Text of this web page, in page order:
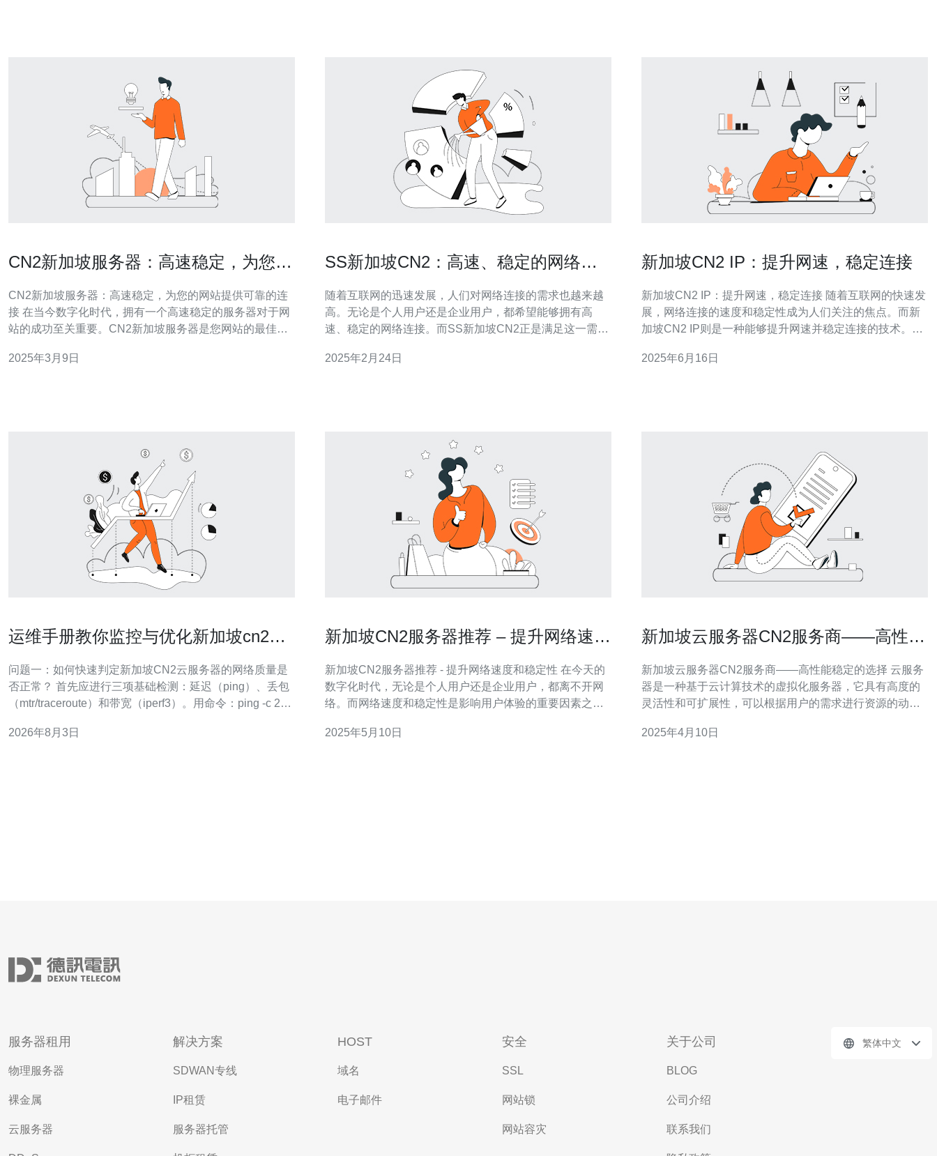
CN2新加坡服务器：高速稳定，为您的
CN2新加坡服务器：高速稳定，为您的网站提供可靠的连
接 在当今数字化时代，拥有一个高速稳定的服务器对于网
站的成功至关重要。CN2新加坡服务器是您网站的最佳选
新加坡服务器的特点以及为什么它是您的首选。 CN2新加
2025年3月9日
SS新加坡CN2：高速、稳定的网络连
随着互联网的迅速发展，人们对网络连接的需求也越来越
高。无论是个人用户还是企业用户，都希望能够拥有高
速、稳定的网络连接。而SS新加坡CN2正是满足这一需求
议的网络连接服务。它采用了CN2 GIA（全球互联网骨干
2025年2月24日
新加坡CN2 IP：提升网速，稳定连接
新加坡CN2 IP：提升网速，稳定连接 随着互联网的快速发
展，网络连接的速度和稳定性成为人们关注的焦点。而新
加坡CN2 IP则是一种能够提升网速并稳定连接的技术。本
体验。 新加坡CN2 IP是指连接新加坡的优质网络IP，采用
2025年6月16日
运维手册教你监控与优化新加坡cn2云
问题一：如何快速判定新加坡CN2云服务器的网络质量是
否正常？ 首先应进行三项基础检测：延迟（ping）、丢包
（mtr/traceroute）和带宽（iperf3）。用命令：ping -c 20
值高于100ms、mtr出现持续丢包、或者i
2026年8月3日
新加坡CN2服务器推荐 – 提升网络速度
新加坡CN2服务器推荐 - 提升网络速度和稳定性 在今天的
数字化时代，无论是个人用户还是企业用户，都离不开网
络。而网络速度和稳定性是影响用户体验的重要因素之
崇的选择。 CN2服务器是指基于中国电信(Telecom)和中国
2025年5月10日
新加坡云服务器CN2服务商——高性能
新加坡云服务器CN2服务商——高性能稳定的选择 云服务
器是一种基于云计算技术的虚拟化服务器，它具有高度的
灵活性和可扩展性，可以根据用户的需求进行资源的动态
基础设施和稳定的网络环境，因此成为了众多企业和个人
2025年4月10日
服务器租用
物理服务器
裸金属
云服务器
解决方案
SDWAN专线
IP租赁
服务器托管
HOST
域名
电子邮件
安全
SSL
网站锁
网站容灾
关于公司
BLOG
公司介绍
联系我们
繁体中文